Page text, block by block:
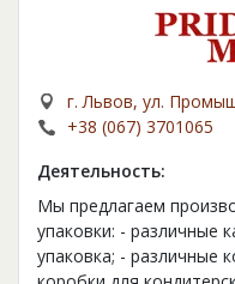
г. Львов, ул.
+38 (067) 3701065
Деятельность:
Мы предлагаем
упаковки: - различные
упаковка; - различные